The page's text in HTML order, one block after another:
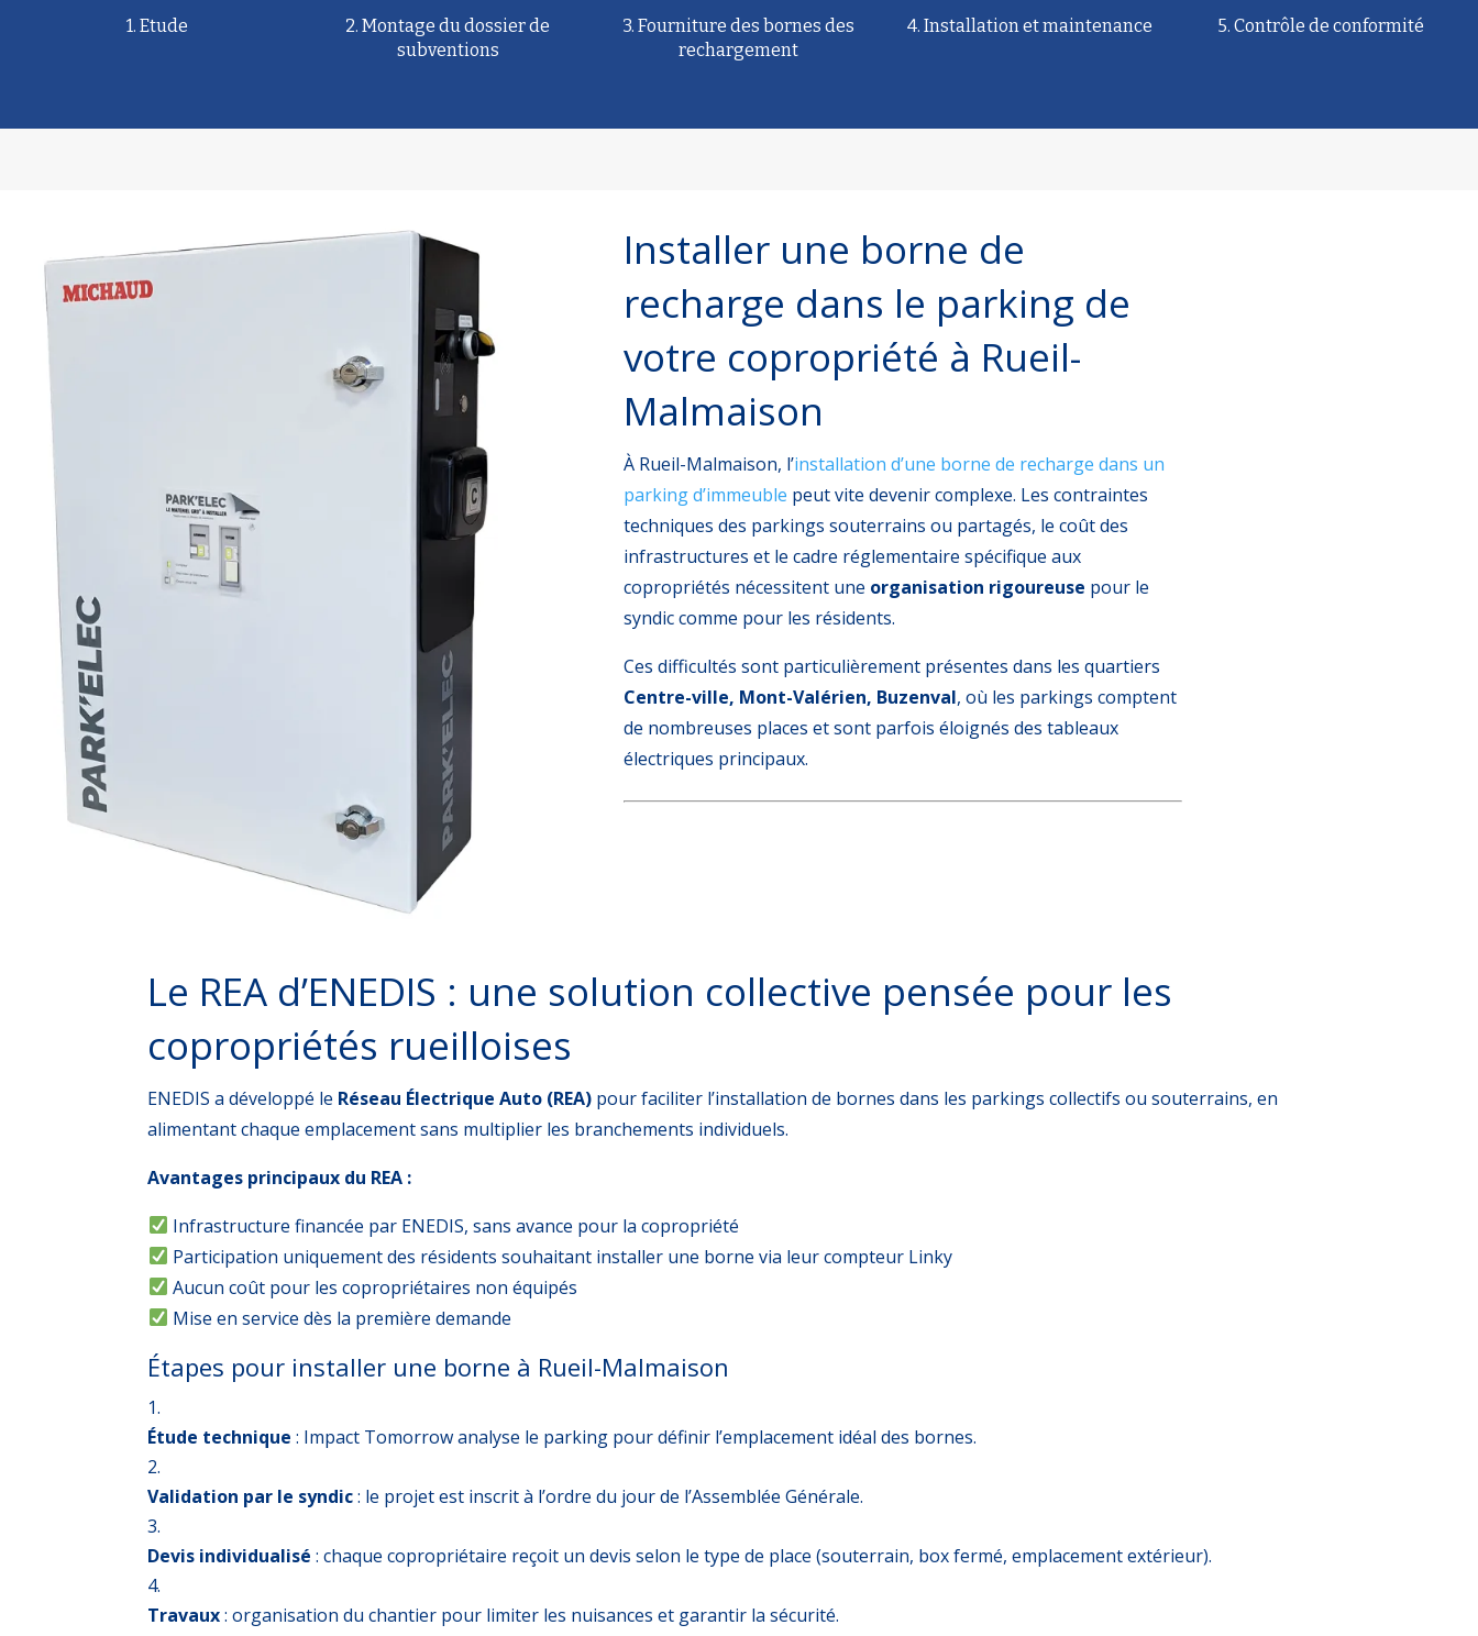
1. Etude
2. Montage du dossier de
subventions
3. Fourniture des bornes des
rechargement
4. Installation et maintenance 5. Contrôle de conformité
Installer une borne de
recharge dans le parking de
votre copropriété à Rueil-
Malmaison
À Rueil-Malmaison, l’installation d’une borne de recharge dans un
parking d’immeuble peut vite devenir complexe. Les contraintes
techniques des parkings souterrains ou partagés, le coût des
infrastructures et le cadre réglementaire spécifique aux
copropriétés nécessitent une organisation rigoureuse pour le
syndic comme pour les résidents.
Ces difficultés sont particulièrement présentes dans les quartiers
Centre-ville, Mont-Valérien, Buzenval, où les parkings comptent
de nombreuses places et sont parfois éloignés des tableaux
électriques principaux.
Le REA d’ENEDIS : une solution collective pensée pour les
copropriétés rueilloises
ENEDIS a développé le Réseau Électrique Auto (REA) pour faciliter l’installation de bornes dans les parkings collectifs ou souterrains, en
alimentant chaque emplacement sans multiplier les branchements individuels.
Avantages principaux du REA :
Infrastructure financée par ENEDIS, sans avance pour la copropriété
Participation uniquement des résidents souhaitant installer une borne via leur compteur Linky
Aucun coût pour les copropriétaires non équipés
Mise en service dès la première demande
Étapes pour installer une borne à Rueil-Malmaison
Étude technique : Impact Tomorrow analyse le parking pour définir l’emplacement idéal des bornes.
Validation par le syndic: le projet est inscrit à l’ordre du jour de l’Assemblée Générale.
Devis individualisé : chaque copropriétaire reçoit un devis selon le type de place (souterrain, box fermé, emplacement extérieur).
Travaux: organisation du chantier pour limiter les nuisances et garantir la sécurité.